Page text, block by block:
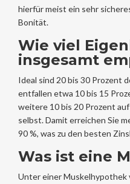
hierfür meist ein sehr
Bonität.
Wie viel
insgesamt
Ideal sind 20 bis 30 Prozent
entfallen etwa 10 bis 15
weitere 10 bis 20 Prozent
selbst. Damit erreichen Sie
90 %, was zu den besten
Was ist eine
Unter einer